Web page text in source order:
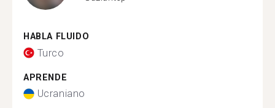
HABLA FLUIDO
Turco
APRENDE
Ucraniano